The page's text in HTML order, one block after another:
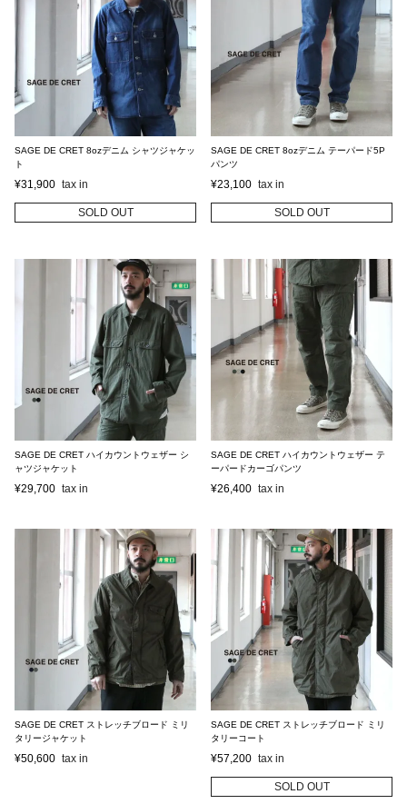
SAGE DE CRET 8ozデニム シャツジャケッ
ト
¥31,900
SOLD OUT
SAGE DE CRET 8ozデニム テーパード5P
パンツ
¥23,100
SOLD OUT
SAGE DE CRET ハイカウントウェザー シ
ャツジャケット
¥29,700
SAGE DE CRET ハイカウントウェザー テ
ーパードカーゴパンツ
¥26,400
SAGE DE CRET ストレッチブロード ミリ
タリージャケット
¥50,600
SAGE DE CRET ストレッチブロード ミリ
タリーコート
¥57,200
SOLD OUT